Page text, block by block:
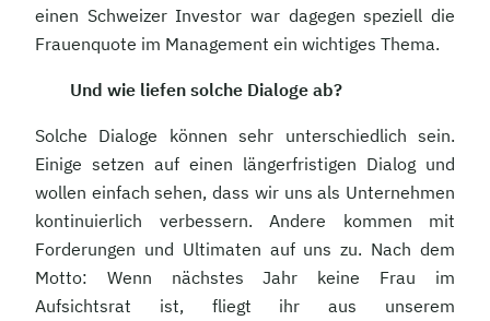
einen Schweizer Investor war dagegen speziell die
Frauenquote im Management ein wichtiges Thema.
Und wie liefen solche Dialoge ab?
Solche Dialoge können sehr unterschiedlich sein.
Einige setzen auf einen längerfristigen Dialog und
wollen einfach sehen, dass wir uns als Unternehmen
kontinuierlich verbessern. Andere kommen mit
Forderungen und Ultimaten auf uns zu. Nach dem
Motto: Wenn nächstes Jahr keine Frau im
Aufsichtsrat ist, fliegt ihr aus unserem